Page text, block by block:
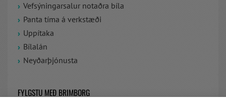
Vefsýningarsalur notaðra bíla
Panta tíma á verkstæði
Uppítaka
Bílalán
Neyðarþjónusta
FYLGSTU MEÐ BRIMBORG